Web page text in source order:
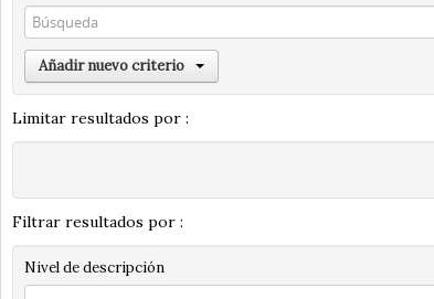
Añadir nuevo criterio
Limitar resultados por :
Filtrar resultados por :
Nivel de descripción